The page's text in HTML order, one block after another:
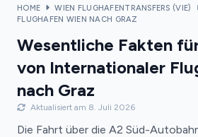
HOME WIEN FLUGHAFENTRANSFERS (VIE)
FLUGHAFEN WIEN NACH GRAZ
Wesentliche Fakten
von Internationaler
nach Graz
Aktualisiert am 8. Juli 2026
Die Fahrt über die A2 Süd-